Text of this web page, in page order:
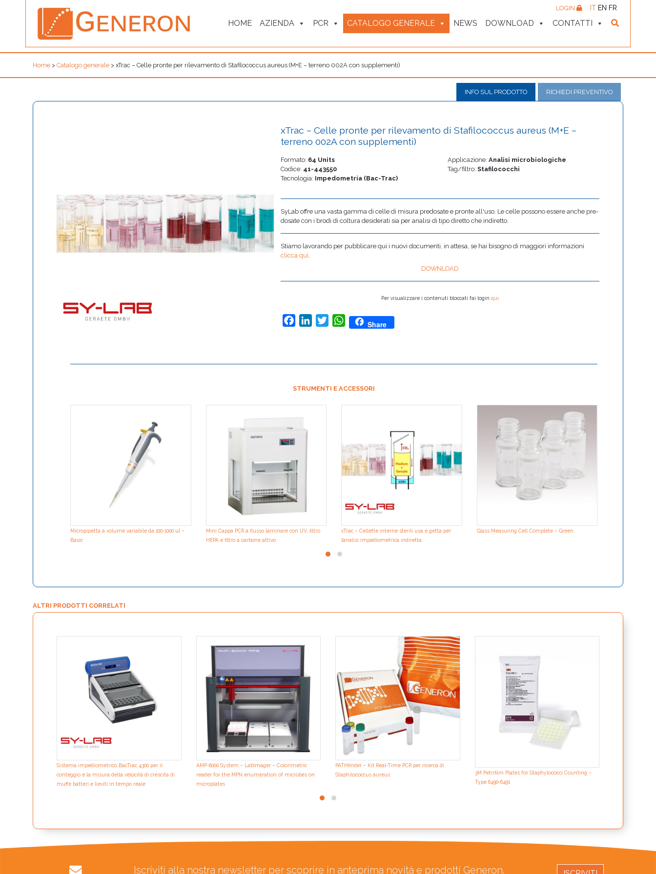
HOME AZIENDA PCR CATALOGO GENERALE NEWS DOWNLOAD CONTATTI
LOGIN IT EN FR
Home > Catalogo generale > xTrac – Celle pronte per rilevamento di Stafilococcus aureus (M+E – terreno 002A con supplementi)
INFO SUL PRODOTTO RICHIEDI PREVENTIVO
xTrac – Celle pronte per rilevamento di Stafilococcus aureus (M+E –
terreno 002A con supplementi)
Formato: 64 Units
Codice: 41-443550
Tecnologia: Impedometria (Bac-Trac)
Applicazione: Analisi microbiologiche
Tag/filtro: Stafilococchi
SyLab offre una vasta gamma di celle di misura predosate e pronte all'uso. Le celle possono essere anche pre-
dosate con i brodi di coltura desiderati sia per analisi di tipo diretto che indiretto.
Stiamo lavorando per pubblicare qui i nuovi documenti, in attesa, se hai bisogno di maggiori informazioni
clicca qui.
DOWNLOAD
Per visualizzare i contenuti bloccati fai loginqui
FacebookLinkedInTwitterWhatsApp
Share
STRUMENTI E ACCESSORI
Micropipetta a volume variabile da 100-1000 ul –
Basic
Mini Cappa PCR a flusso laminare con UV, filtro
HEPA e filtro a carbone attivo
xTrac – Cellette interne sterili usa e getta per
l’analisi impediometrica indiretta
Glass Measuring Cell Complete – Green
ALTRI PRODOTTI CORRELATI
Sistema impediometrico BacTrac 4300 per il
conteggio e la misura della velocità di crescita di
muffe batteri e lieviti in tempo reale
AMP-6000 System – LabImager – Colorimetric
reader for the MPN enumeration of microbes on
microplates
PATHfinder – Kit Real-Time PCR per ricerca di
Staphilococcus aureus
3M Petrifilm Plates for Staphylococci Counting –
Type 6490-6491
Iscriviti alla nostra newsletter per scoprire in anteprima novità e prodotti Generon.